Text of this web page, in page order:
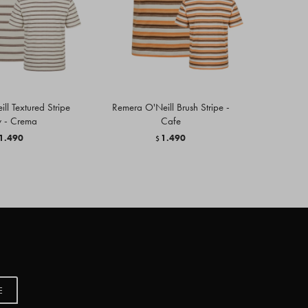
Textured Stripe
- Crema
Remera O'Neill Brush Stripe -
Cafe
$ 1.490